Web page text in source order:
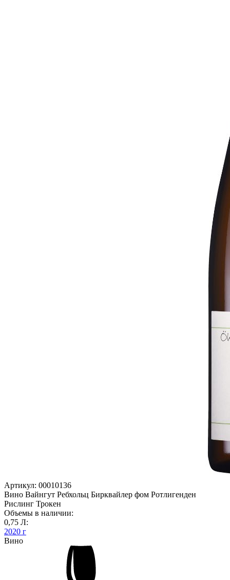
Артикул: 00010136
Вино Вайнгут Ребхольц Бирквайлер фом Ротлигенден
Рислинг Трокен
Объемы в наличии:
0,75 Л:
2020 г
Вино